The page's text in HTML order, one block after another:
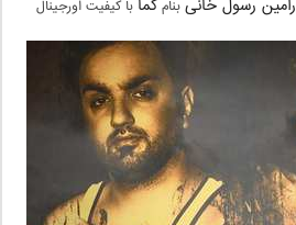
رامین رسول خانیبنامکما با کیفیت اورجینال